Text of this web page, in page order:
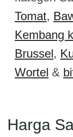
Tomat,
Kembang
Brussel,
Wortel &
Harga